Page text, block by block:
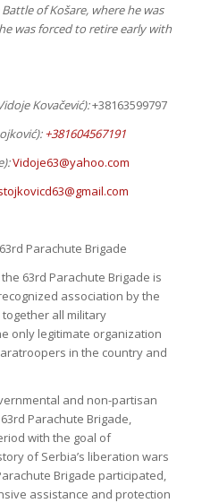
of Košare, where he was
was forced to retire early with
Kovačević):+38163599797
): +381604567191
Vidoje63@yahoo.com
Parachute Brigade
63rd Parachute Brigade is
association by the
all military
only legitimate organization
in the country and
and non-partisan
Parachute Brigade,
with the goal of
of Serbia’s liberation wars
Brigade participated,
assistance and protection